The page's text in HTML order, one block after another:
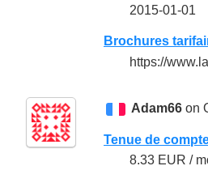
2015-01-01
Brochures
https://
Adam66 on
Tenue de
8.33 EUR /